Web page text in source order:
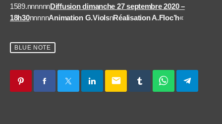
1589.nnnnnnDiffusion dimanche 27 septembre 2020 –
18h30nnnnnAnimation G.ViolsnRéalisation A.Floc’h«
BLUE NOTE
email